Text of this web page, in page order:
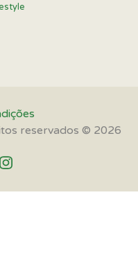
reservados © 2026